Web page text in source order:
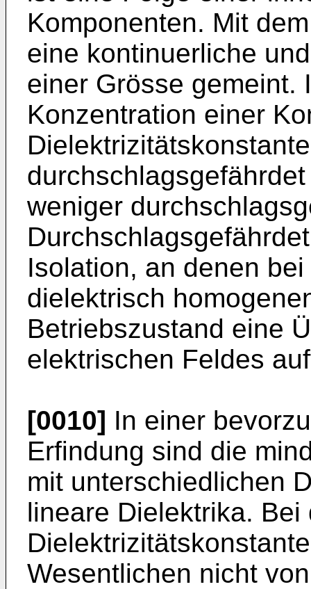
Komponenten. Mit
eine kontinuerliche
einer Grösse gemeint.
Konzentration einer
weniger
Isolation, an denen
dielektrisch
Betriebszustand eine
elektrischen Feldes
[0010] In einer
Erfindung sind die
mit unterschiedlichen
lineare Dielektrika. Bei
Wesentlichen nicht